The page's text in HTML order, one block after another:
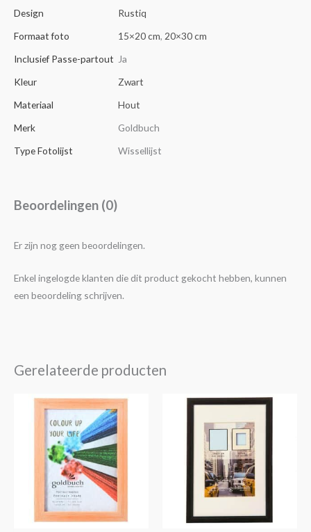
Design
Rustiq
Formaat foto
15×20 cm, 20×30 cm
Inclusief Passe-partout Ja
Kleur
Zwart
Materiaal
Hout
Merk
Goldbuch
Type Fotolijst
Wissellijst
Beoordelingen (0)
Er zijn nog geen beoordelingen.
Enkel ingelogde klanten die dit product gekocht hebben, kunnen
een beoordeling schrijven.
Gerelateerde producten
Prijsklasse:
€5,95
tot
€16,50
Dit
kan
Prijsklasse:
tot
€14,30
Dit
kan